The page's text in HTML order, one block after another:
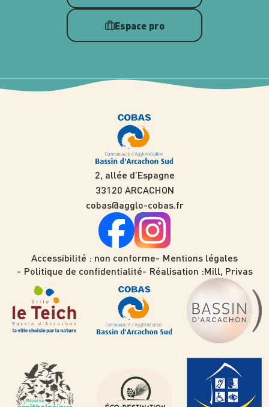
Espace pro
2, allée d’Espagne
33120 ARCACHON
cobas@agglo-cobas.fr
Accessibilité : non conforme
Mentions légales
Politique de confidentialité
Réalisation :Mill, Privas